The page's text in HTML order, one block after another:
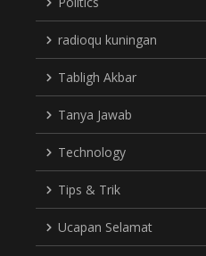
radioqu kuningan
Tabligh Akbar
Tanya Jawab
Technology
Tips & Trik
Ucapan Selamat